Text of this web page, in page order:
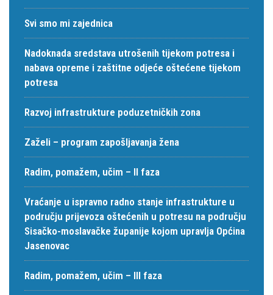
Svi smo mi zajednica
Nadoknada sredstava utrošenih tijekom potresa i
nabava opreme i zaštitne odjeće oštećene tijekom
potresa
Razvoj infrastrukture poduzetničkih zona
Zaželi – program zapošljavanja žena
Radim, pomažem, učim – II faza
Vraćanje u ispravno radno stanje infrastrukture u
području prijevoza oštećenih u potresu na području
Sisačko-moslavačke županije kojom upravlja Općina
Jasenovac
Radim, pomažem, učim – III faza